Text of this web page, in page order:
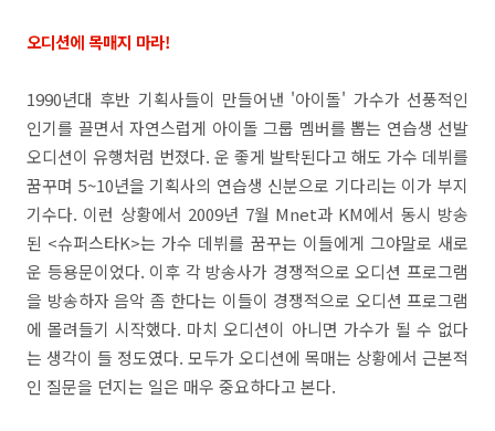
오디션에 목매지 마라!
1990년대 후반 기획사들이 만들어낸 '아이돌' 가수가 선풍적인
인기를 끌면서 자연스럽게 아이돌 그룹 멤버를 뽑는 연습생 선발
오디션이 유행처럼 번졌다. 운 좋게 발탁된다고 해도 가수 데뷔를
꿈꾸며 5~10년을 기획사의 연습생 신분으로 기다리는 이가 부지
기수다. 이런 상황에서 2009년 7월 Mnet과 KM에서 동시 방송
된 <슈퍼스타K>는 가수 데뷔를 꿈꾸는 이들에게 그야말로 새로
운 등용문이었다. 이후 각 방송사가 경쟁적으로 오디션 프로그램
을 방송하자 음악 좀 한다는 이들이 경쟁적으로 오디션 프로그램
에 몰려들기 시작했다. 마치 오디션이 아니면 가수가 될 수 없다
는 생각이 들 정도였다. 모두가 오디션에 목매는 상황에서 근본적
인 질문을 던지는 일은 매우 중요하다고 본다.